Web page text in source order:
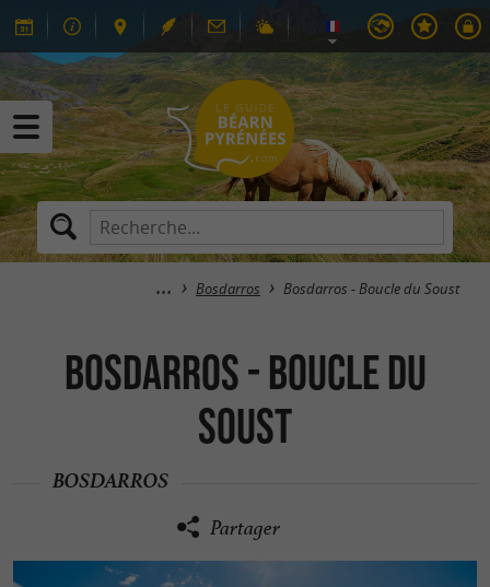
Bosdarros Bosdarros - Boucle du Soust
Bosdarros - Boucle du
Soust
BOSDARROS
Partager